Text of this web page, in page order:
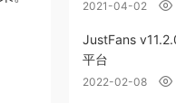
2021-04-02
JustFans
平台
2022-02-08